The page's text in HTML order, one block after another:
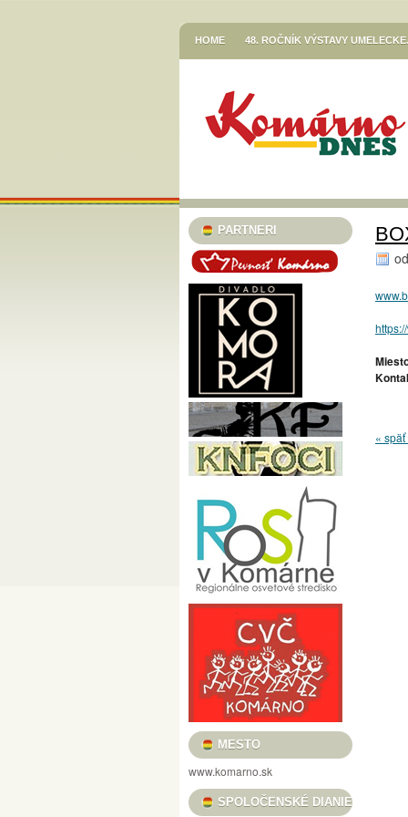
HOME 48. ROČNÍK VÝSTAVY
HOR SA DO RÍŠE ROZPRÁVOK
KNIŽNICA JÓZSEFA SZINNYEIHO V
MESTSKÉ KULTÚRNE STREDISKO V
SZINNYEI SZALON KÚTFESZT / 13.
TURISTICKÁ INFORMAČNÁ KANCELÁRIA
TARICS LORINCZ MARGIT SZINÉSZMÚZEUM
TATRA KINO MOZI KLUB VODNÉHO
46. ČLENSKÁ VÝSTAVA / TAGSÁGI
MESTSKÝ KLUB DÔCHODCOV KOMÁRNO
PODUNAJSKÉ MÚZEUM V KOMÁRNE /
PRED MÉTOU / LÁSZLÓ POMOTHY /
FILMOVÝ KLUB VASMACSKA
USMIEVAVÉ VLČIE MAKY, VOŇAVÉ
„REŤAZE MENTIEK, KTORÉ SPÁJAJÚ“ /
HRADNÉ TRHOVISKO BOROSTYÁN
KULTÚRA PRE DETI
KOMÁRŇANSKÉ DNI – KOMÁROMI NAPOK
DUNA MENTI MÚZEUM BARÁTI KÖRE
VERNISÁŽ VÝSTAVY ALFOLDI RÓBERT
NOČNÉ PRELIADKY PEVNOSŤOU –
MESTSKÉ KULTÚRNE STREDISKO
GALÉRIA LIMES KNIŽNICA JÓZSEFA
II. RAJZPÁLYÁZAT A SZLOVÁKIAI
PARTNERI
MESTO
www.komarno.sk
SPOLOČENSKÉ DIANIE
od
«